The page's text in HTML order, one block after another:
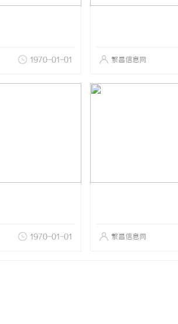
1970-01-01 繁昌信息网
1970-01-01 繁昌信息网